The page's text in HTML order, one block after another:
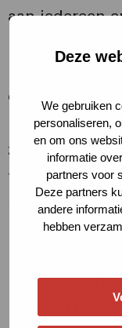
Deze
We gebruiken
personaliseren,
en om ons
informatie
partners voor
Deze partners
andere
hebben
aan iedereen
Bewoners uit
ontmoeten
iedereen doet
zin van de
te betalen – is
mensen
immers op de